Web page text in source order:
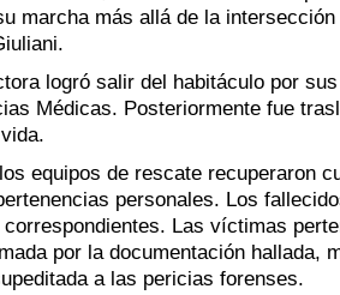
marcha más allá de la
logró salir del habitáculo por
Médicas. Posteriormente fue
equipos de rescate recuperaron
personales. Los
Las víctimas
por la documentación hallada,
a las pericias forenses.